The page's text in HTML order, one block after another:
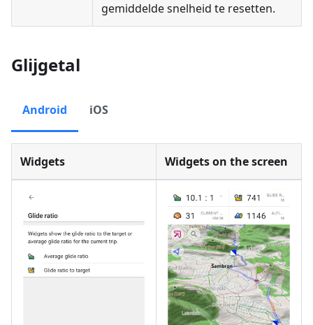
gemiddelde snelheid te resetten.
Glijgetal
Android iOS
Widgets Widgets on the screen